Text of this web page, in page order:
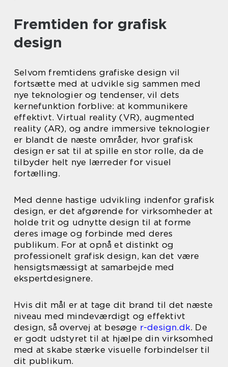
Fremtiden for grafisk
design
Selvom fremtidens grafiske design vil
fortsætte med at udvikle sig sammen med
nye teknologier og tendenser, vil dets
kernefunktion forblive: at kommunikere
effektivt. Virtual reality (VR), augmented
reality (AR), og andre immersive teknologier
er blandt de næste områder, hvor grafisk
design er sat til at spille en stor rolle, da de
tilbyder helt nye lærreder for visuel
fortælling.
Med denne hastige udvikling indenfor grafisk
design, er det afgørende for virksomheder at
holde trit og udnytte design til at forme
deres image og forbinde med deres
publikum. For at opnå et distinkt og
professionelt grafisk design, kan det være
hensigtsmæssigt at samarbejde med
ekspertdesignere.
Hvis dit mål er at tage dit brand til det næste
niveau med mindeværdigt og effektivt
design, så overvej at besøge r-design.dk. De
er godt udstyret til at hjælpe din virksomhed
med at skabe stærke visuelle forbindelser til
dit publikum.